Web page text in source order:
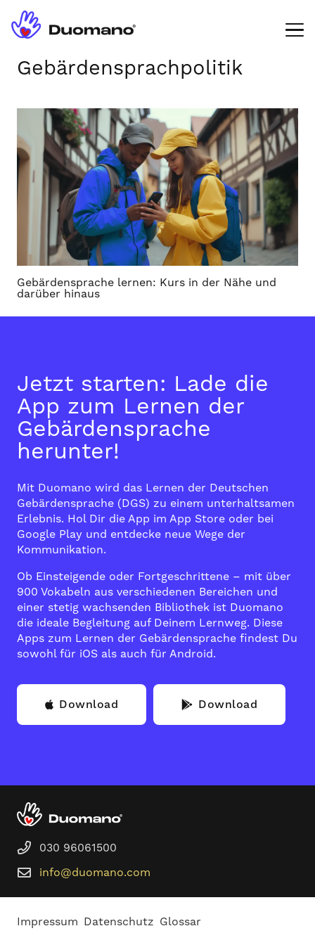
Gebärdensprachpolitik
Gebärdensprache lernen: Kurs in der Nähe und
darüber hinaus
Jetzt starten: Lade die
App zum Lernen der
Gebärdensprache
herunter!
Mit Duomano wird das Lernen der Deutschen
Gebärdensprache (DGS) zu einem unterhaltsamen
Erlebnis. Hol Dir die App im App Store oder bei
Google Play und entdecke neue Wege der
Kommunikation.
Ob Einsteigende oder Fortgeschrittene – mit über
900 Vokabeln aus verschiedenen Bereichen und
einer stetig wachsenden Bibliothek ist Duomano
die ideale Begleitung auf Deinem Lernweg. Diese
Apps zum Lernen der Gebärdensprache findest Du
sowohl für iOS als auch für Android.
Download Download
030 96061500
info@duomano.com
Impressum Datenschutz Glossar